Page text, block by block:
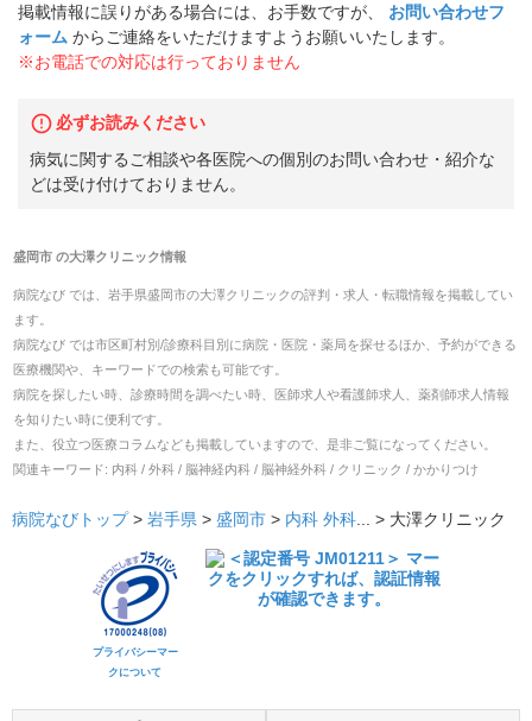
掲載情報に誤りがある場合には、お手数ですが、
お問い合わせフ
ォーム からご連絡をいただけますようお願いいたします。
※お電話での対応は行っておりません
必ずお読みください
病気に関するご相談や各医院への個別のお問い合わせ・紹介な
どは受け付けておりません。
盛岡市の大澤クリニック情報
病院なび では、 岩手県盛岡市の大澤クリニックの評判・求人・転職情報を掲載してい
ます。
病院なび では市区町村別/診療科目別に病院・医院・薬局を探せるほか、予約ができる
医療機関や、キーワードでの検索も可能です。
病院を探したい時、診療時間を調べたい時、医師求人や看護師求人、薬剤師求人情報
を知りたい時に便利です。
また、役立つ医療コラムなども掲載していますので、是非ご覧になってください。
関連キーワード: 内科 / 外科 / 脳神経内科 / 脳神経外科 / クリニック / かかりつけ
病院なびトップ > 岩手県 > 盛岡市 > 内科 外科... > 大澤クリニック
プライバシーマー
クについて